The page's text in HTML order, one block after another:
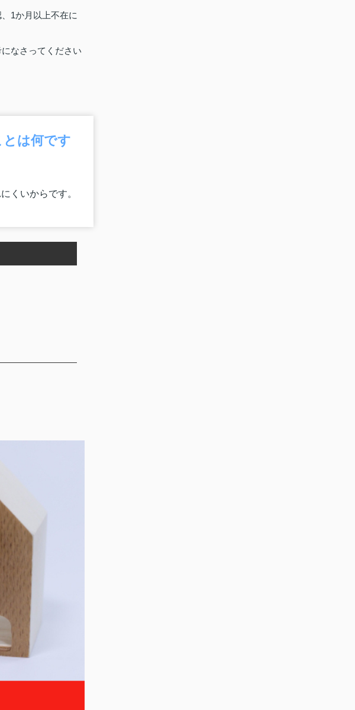
1か月以上不在に
なさってください
は何です
くいからです。